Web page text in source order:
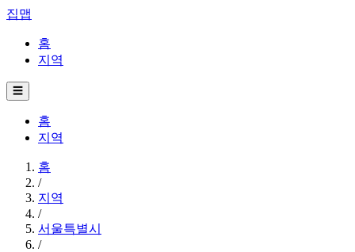
집맵
홈
지역
☰
홈
지역
홈
/
지역
/
서울특별시
/